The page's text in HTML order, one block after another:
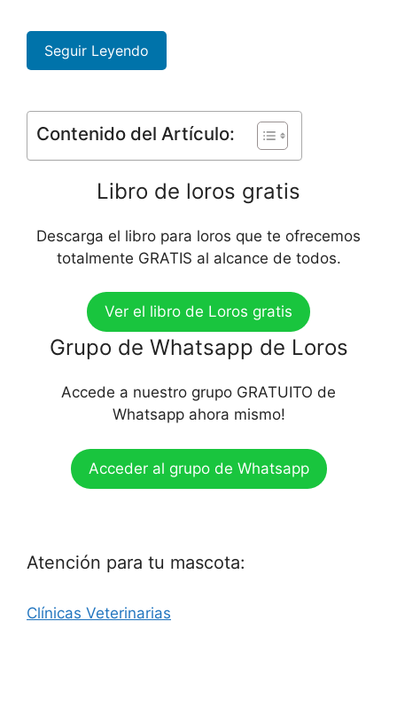
Seguir Leyendo
Contenido del Artículo:
Libro de loros gratis
Descarga el libro para loros que te ofrecemos
totalmente GRATIS al alcance de todos.
Ver el libro de Loros gratis
Grupo de Whatsapp de Loros
Accede a nuestro grupo GRATUITO de
Whatsapp ahora mismo!
Acceder al grupo de Whatsapp
Atención para tu mascota:
Clínicas Veterinarias